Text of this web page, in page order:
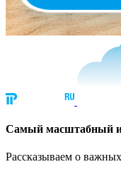
Cамый масштабный
Рассказываем о